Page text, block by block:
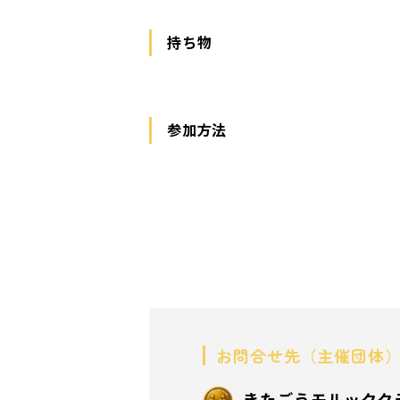
持ち物
参加方法
お問合せ先（主催団体